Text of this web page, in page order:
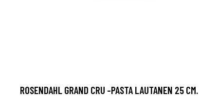
ROSENDAHL GRAND CRU -PASTA LAUTANEN 25 CM.